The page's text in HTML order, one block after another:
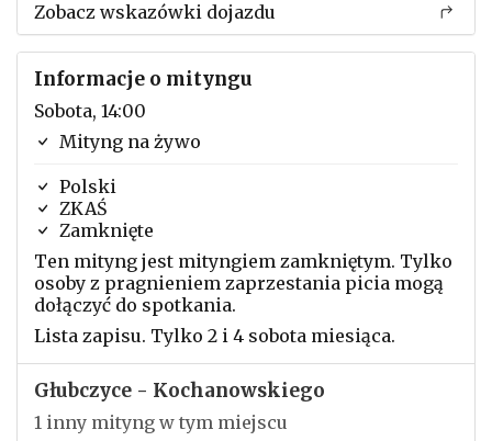
Zobacz wskazówki dojazdu
Informacje o mityngu
Sobota, 14:00
Mityng na żywo
Polski
ZKAŚ
Zamknięte
Ten mityng jest mityngiem zamkniętym. Tylko
osoby z pragnieniem zaprzestania picia mogą
dołączyć do spotkania.
Lista zapisu. Tylko 2 i 4 sobota miesiąca.
Głubczyce - Kochanowskiego
1 inny mityng w tym miejscu